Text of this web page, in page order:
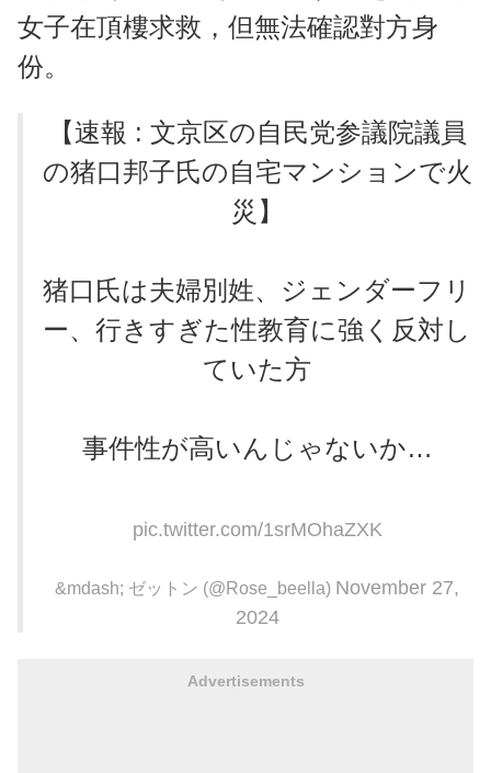
女子在頂樓求救，但無法確認對方身
份。
【速報 : 文京区の自民党参議院議員
の猪口邦子氏の自宅マンションで火
災】
猪口氏は夫婦別姓、ジェンダーフリ
ー、行きすぎた性教育に強く反対し
ていた方
事件性が高いんじゃないか…
pic.twitter.com/1srMOhaZXK
&mdash; ゼットン (@Rose_beella) November 27,
2024
Advertisements